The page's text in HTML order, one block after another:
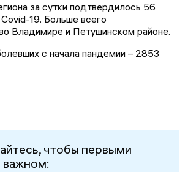
за сутки подтвердилось 56
19. Больше всего
Владимире и Петушинском районе.
с начала пандемии – 2853
чтобы первыми
важном: